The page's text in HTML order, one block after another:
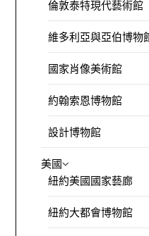
倫敦泰特現代藝術館
維多利亞與亞伯博物
國家肖像美術館
約翰索恩博物館
設計博物館
美國
紐約美國國家藝廊
紐約大都會博物館